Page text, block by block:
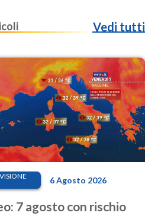
Vedi tutti
6 Agosto 2026
7 agosto con rischio